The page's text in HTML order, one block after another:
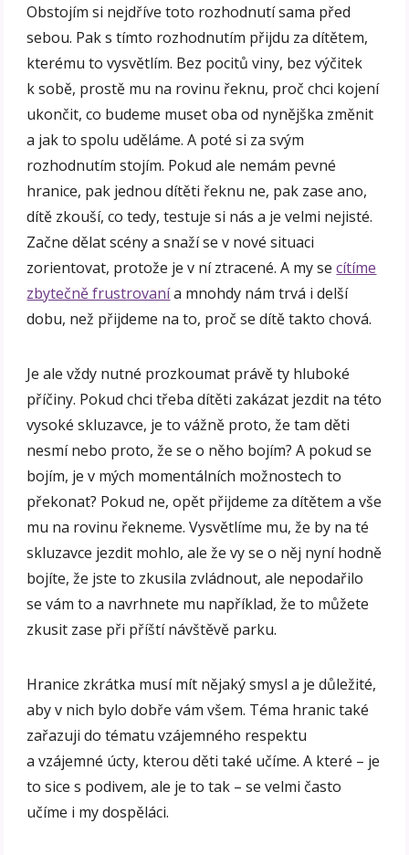
Obstojím si nejdříve toto rozhodnutí sama před
sebou. Pak s tímto rozhodnutím přijdu za dítětem,
kterému to vysvětlím. Bez pocitů viny, bez výčitek
k sobě, prostě mu na rovinu řeknu, proč chci kojení
ukončit, co budeme muset oba od nynějška změnit
a jak to spolu uděláme. A poté si za svým
rozhodnutím stojím. Pokud ale nemám pevné
hranice, pak jednou dítěti řeknu ne, pak zase ano,
dítě zkouší, co tedy, testuje si nás a je velmi nejisté.
Začne dělat scény a snaží se v nové situaci
zorientovat, protože je v ní ztracené. A my secítíme
zbytečně frustrovanía mnohdy nám trvá i delší
dobu, než přijdeme na to, proč se dítě takto chová.
Je ale vždy nutné prozkoumat právě ty hluboké
příčiny. Pokud chci třeba dítěti zakázat jezdit na této
vysoké skluzavce, je to vážně proto, že tam děti
nesmí nebo proto, že se o něho bojím? A pokud se
bojím, je v mých momentálních možnostech to
překonat? Pokud ne, opět přijdeme za dítětem a vše
mu na rovinu řekneme. Vysvětlíme mu, že by na té
skluzavce jezdit mohlo, ale že vy se o něj nyní hodně
bojíte, že jste to zkusila zvládnout, ale nepodařilo
se vám to a navrhnete mu například, že to můžete
zkusit zase při příští návštěvě parku.
Hranice zkrátka musí mít nějaký smysl a je důležité,
aby v nich bylo dobře vám všem. Téma hranic také
zařazuji do tématu vzájemného respektu
a vzájemné úcty, kterou děti také učíme. A které – je
to sice s podivem, ale je to tak – se velmi často
učíme i my dospěláci.